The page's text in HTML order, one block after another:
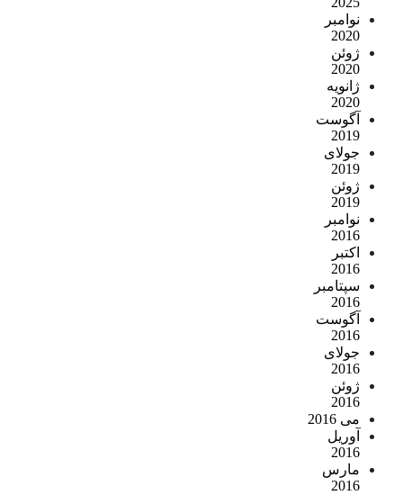
نوامبر
2020
ژوئن
2020
ژانویه
2020
آگوست
2019
جولای
2019
ژوئن
2019
نوامبر
2016
اکتبر
2016
سپتامبر
2016
آگوست
2016
جولای
2016
ژوئن
2016
می 2016
آوریل
2016
مارس
2016